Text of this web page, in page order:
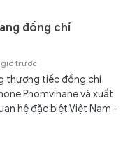
đồng chí
giờ trước
thương tiếc đồng chí
Phomvihane và xuất
hệ đặc biệt Việt Nam -